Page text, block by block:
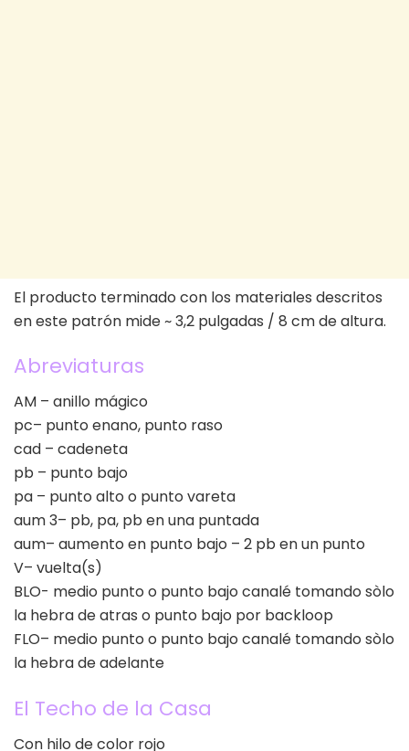
El producto terminado con los materiales descritos
en este patrón mide ~ 3,2 pulgadas / 8 cm de altura.
Abreviaturas
AM – anillo mágico
pc– punto enano, punto raso
cad – cadeneta
pb – punto bajo
pa – punto alto o punto vareta
aum 3– pb, pa, pb en una puntada
aum– aumento en punto bajo – 2 pb en un punto
V– vuelta(s)
BLO- medio punto o punto bajo canalé tomando sòlo
la hebra de atras o punto bajo por backloop
FLO– medio punto o punto bajo canalé tomando sòlo
la hebra de adelante
El Techo de la Casa
Con hilo de color rojo